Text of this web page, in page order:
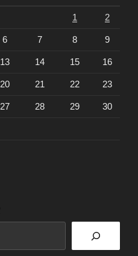
1 2
6 7 8 9
13 14 15 16
20 21 22 23
27 28 29 30